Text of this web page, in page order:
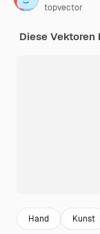
topvector
Diese
Hand Kunst